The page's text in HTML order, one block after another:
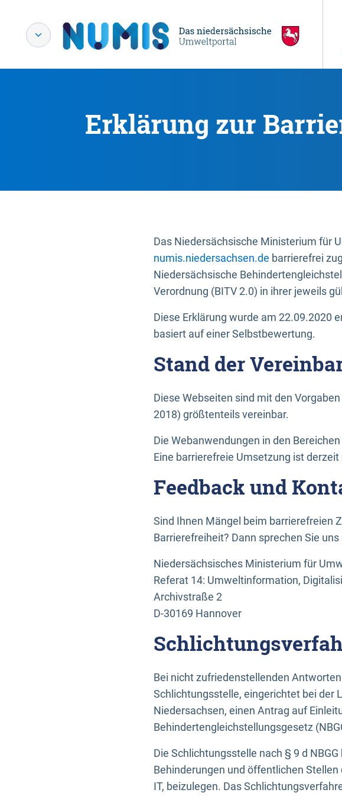
Erklärung zur
Das Niedersächsische Ministerium für
numis.niedersachsen.de barrierefrei
Niedersächsische
Verordnung (BITV 2.0) in ihrer jeweils
Diese Erklärung wurde am 22.09.2020
basiert auf einer Selbstbewertung.
Stand der
Diese Webseiten sind mit den
2018) größtenteils vereinbar.
Die Webanwendungen in den
Eine barrierefreie Umsetzung ist
Feedback und
Sind Ihnen Mängel beim barrierefreien
Barrierefreiheit? Dann sprechen Sie
Niedersächsisches Ministerium für
Referat 14: Umweltinformation,
Archivstraße 2
D-30169 Hannover
Bei nicht zufriedenstellenden
Schlichtungsstelle, eingerichtet bei der
Niedersachsen, einen Antrag auf
Behindertengleichstellungsgesetz
Die Schlichtungsstelle nach § 9 d
Behinderungen und öffentlichen
IT, beizulegen. Das